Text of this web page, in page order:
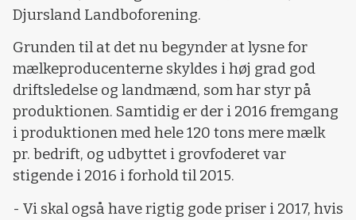
Djursland Landboforening.
Grunden til at det nu begynder at lysne for
mælkeproducenterne skyldes i høj grad god
driftsledelse og landmænd, som har styr på
produktionen. Samtidig er der i 2016 fremgang
i produktionen med hele 120 tons mere mælk
pr. bedrift, og udbyttet i grovfoderet var
stigende i 2016 i forhold til 2015.
- Vi skal også have rigtig gode priser i 2017, hvis